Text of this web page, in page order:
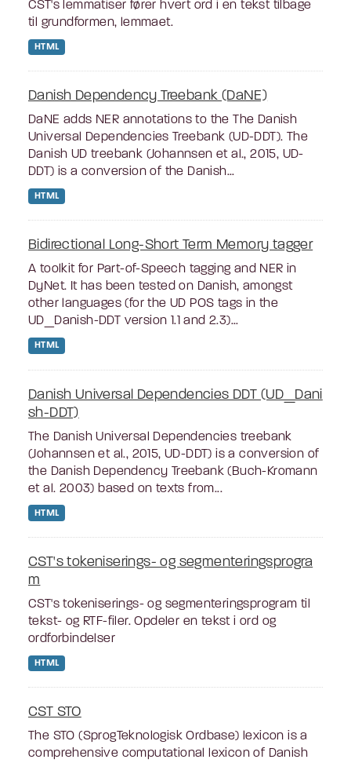
CST's lemmatiser fører hvert ord i en tekst tilbage
til grundformen, lemmaet.
HTML
Danish Dependency Treebank (DaNE)
DaNE adds NER annotations to the The Danish
Universal Dependencies Treebank (UD-DDT). The
Danish UD treebank (Johannsen et al., 2015, UD-
DDT) is a conversion of the Danish...
HTML
Bidirectional Long-Short Term Memory tagger
A toolkit for Part-of-Speech tagging and NER in
DyNet. It has been tested on Danish, amongst
other languages (for the UD POS tags in the
UD_Danish-DDT version 1.1 and 2.3)...
HTML
Danish Universal Dependencies DDT (UD_Dani
sh-DDT)
The Danish Universal Dependencies treebank
(Johannsen et al., 2015, UD-DDT) is a conversion of
the Danish Dependency Treebank (Buch-Kromann
et al. 2003) based on texts from...
HTML
CST's tokeniserings- og segmenteringsprogra
m
CST's tokeniserings- og segmenteringsprogram til
tekst- og RTF-filer. Opdeler en tekst i ord og
ordforbindelser
HTML
CST STO
The STO (SprogTeknologisk Ordbase) lexicon is a
comprehensive computational lexicon of Danish